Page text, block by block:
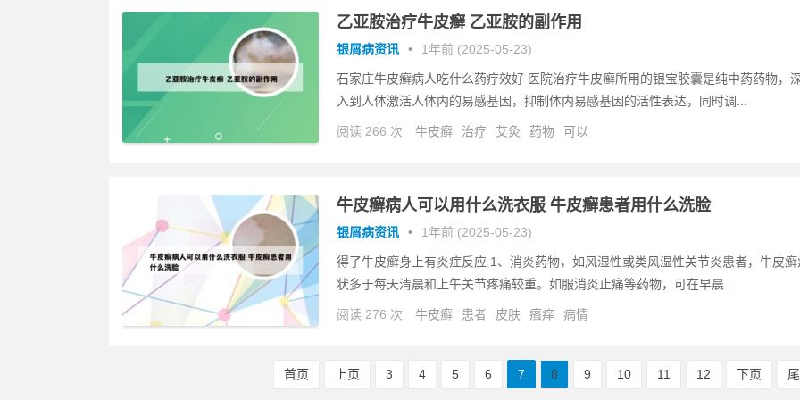
乙亚胺治疗牛皮癣 乙亚胺的副作用
银屑病资讯 • 1年前 (2025-05-23)
石家庄牛皮癣病人吃什么药疗效好 医院治疗牛皮癣所用的银宝胶囊是纯中药药物，
入到人体激活人体内的易感基因，抑制体内易感基因的活性表达，同时调...
阅读 266 次 牛皮癣 治疗 艾灸 药物 可以
牛皮癣病人可以用什么洗衣服 牛皮癣患者用什么洗脸
银屑病资讯 • 1年前 (2025-05-23)
得了牛皮癣身上有炎症反应 1、消炎药物，如风湿性或类风湿性关节炎患者，牛皮癣
状多于每天清晨和上午关节疼痛较重。如服消炎止痛等药物，可在早晨...
阅读 276 次 牛皮癣 患者 皮肤 瘙痒 病情
首页 上页 3 4 5 6 7 8 9 10 11 12 下页